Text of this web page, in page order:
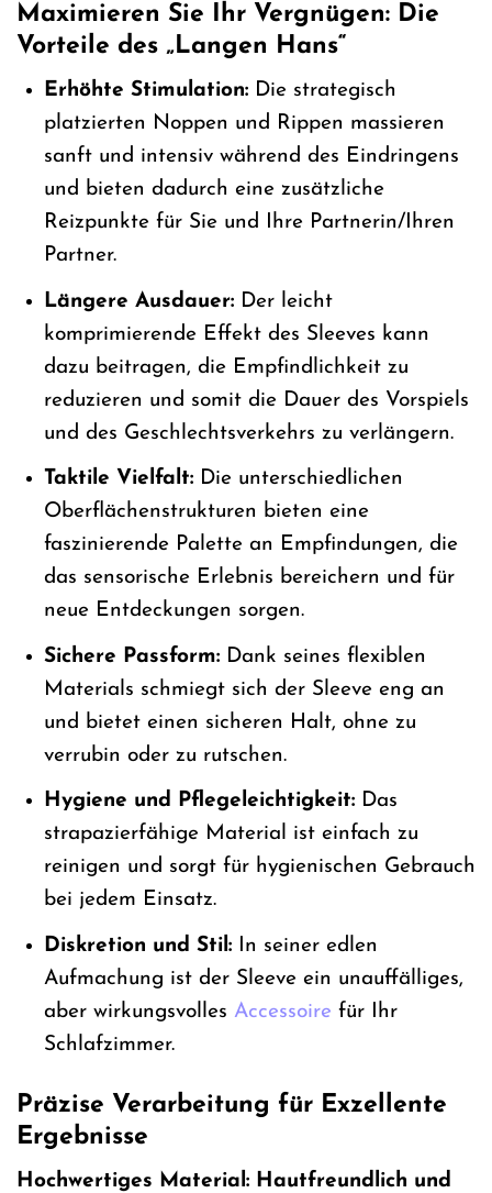
Maximieren Sie Ihr Vergnügen: Die
Vorteile des „Langen Hans“
Erhöhte Stimulation:Die strategisch
platzierten Noppen und Rippen massieren
sanft und intensiv während des Eindringens
und bieten dadurch eine zusätzliche
Reizpunkte für Sie und Ihre Partnerin/Ihren
Partner.
Längere Ausdauer:Der leicht
komprimierende Effekt des Sleeves kann
dazu beitragen, die Empfindlichkeit zu
reduzieren und somit die Dauer des Vorspiels
und des Geschlechtsverkehrs zu verlängern.
Taktile Vielfalt:Die unterschiedlichen
Oberflächenstrukturen bieten eine
faszinierende Palette an Empfindungen, die
das sensorische Erlebnis bereichern und für
neue Entdeckungen sorgen.
Sichere Passform:Dank seines flexiblen
Materials schmiegt sich der Sleeve eng an
und bietet einen sicheren Halt, ohne zu
verrubin oder zu rutschen.
Hygiene und Pflegeleichtigkeit:Das
strapazierfähige Material ist einfach zu
reinigen und sorgt für hygienischen Gebrauch
bei jedem Einsatz.
Diskretion und Stil:In seiner edlen
Aufmachung ist der Sleeve ein unauffälliges,
aber wirkungsvolles Accessoire für Ihr
Schlafzimmer.
Präzise Verarbeitung für Exzellente
Ergebnisse
Hochwertiges Material: Hautfreundlich und